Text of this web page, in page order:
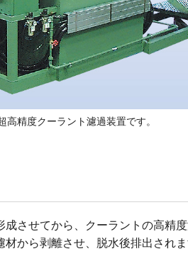
高精度クーラント濾過装置です。
させてから、クーラントの高精度
から剥離させ、脱水後排出されま